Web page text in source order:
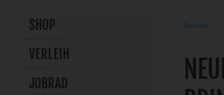
SHOP
VERLEIH
JOBRAD
Service